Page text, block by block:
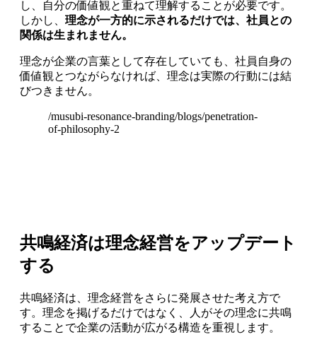
し、自分の価値観と重ねて理解することが必要です。
しかし、 理念が一方的に示されるだけでは、社員との
関係は生まれません。
理念が企業の言葉として存在していても、社員自身の
価値観とつながらなければ、理念は実際の行動には結
びつきません。
/musubi-resonance-branding/blogs/penetration-
of-philosophy-2
共鳴経済は理念経営をアップデート
する
共鳴経済は、理念経営をさらに発展させた考え方で
す。理念を掲げるだけではなく、人がその理念に共鳴
することで企業の活動が広がる構造を重視します。